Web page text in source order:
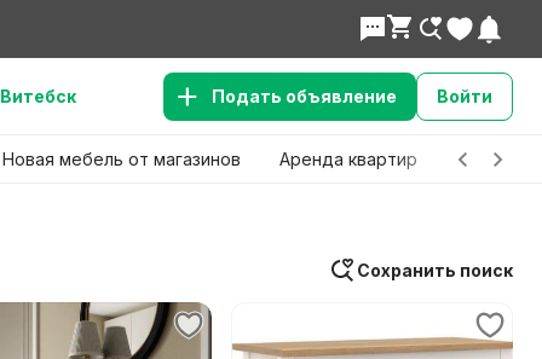
Витебск Подать объявление Войти
Новая мебель от магазинов Аренда квартир Детские
Сохранить поиск